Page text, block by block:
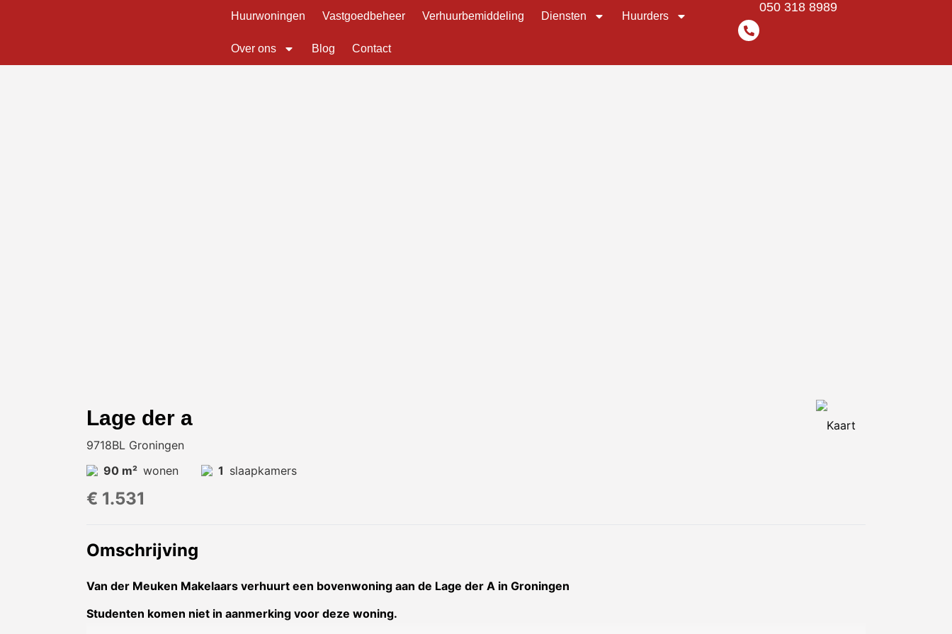
Huurwoningen Vastgoedbeheer Verhuurbemiddeling Diensten Huurders
Over ons Blog Contact
050 318 8989
Lage der a
9718BL Groningen
90 m² wonen 1 slaapkamers
€ 1.531
Kaart
Omschrijving
Van der Meuken Makelaars verhuurt een bovenwoning aan de Lage der A in Groningen
Studenten komen niet in aanmerking voor deze woning.